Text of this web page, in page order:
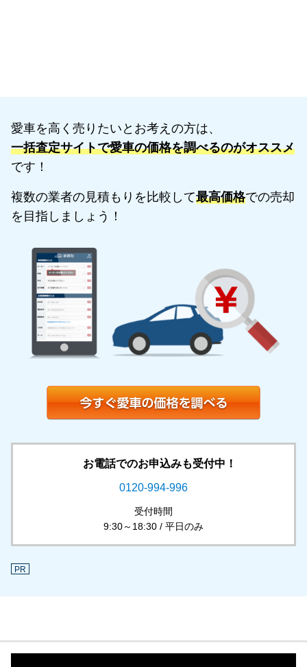
愛車を高く売りたいとお考えの方は、
一括査定サイトで愛車の価格を調べるのがオススメ
です！
複数の業者の見積もりを比較して最高価格での売却
を目指しましょう！
お電話でのお申込みも受付中！
0120-994-996
受付時間
9:30～18:30 / 平日のみ
PR